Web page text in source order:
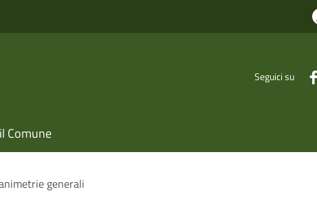
Seguici su
Comune
generali